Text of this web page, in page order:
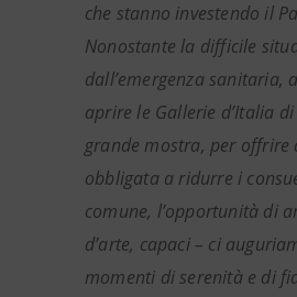
che stanno investendo il
Nonostante la difficile
dall’emergenza sanitaria,
aprire le Gallerie d’Italia
grande mostra, per offrire
obbligata a ridurre i
comune, l’opportunità di
d’arte, capaci – ci
momenti di serenità e di